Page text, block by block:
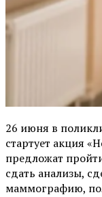
26 июня в
стартует акция
предложат
сдать анализы,
маммографию,